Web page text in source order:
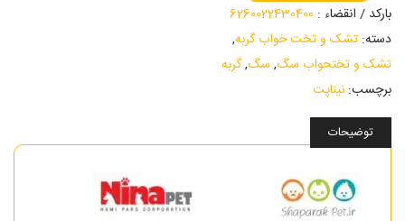
بارکد / انقضاء :6260022430400
دسته:تشک و تخت خواب گربه,
تشک و تختحواب سگ, سگ,گربه
برچسب:نیناپت
توضیحات